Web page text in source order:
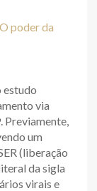
poder da
estudo
via
Previamente,
um
(liberação
da sigla
virais e